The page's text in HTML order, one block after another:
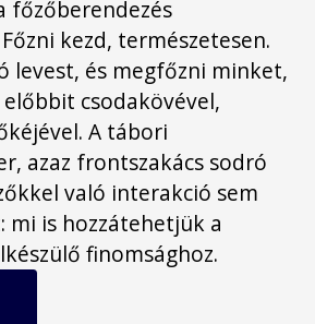
főzőberendezés
kezd, természetesen.
levest, és megfőzni minket,
csodakövével,
A tábori
azaz frontszakács sodró
való interakció sem
mi is hozzátehetjük a
finomsághoz.